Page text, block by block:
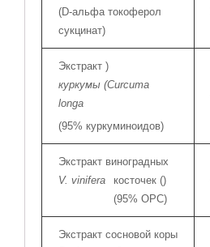
(D-альфа токоферол
сукцинат)
Экстракт
куркумы (Curcuma
longa
)
(95% куркуминоидов)
Экстракт виноградных
косточек (
V. vinifera
)
(95% OPC)
Экстракт сосновой коры